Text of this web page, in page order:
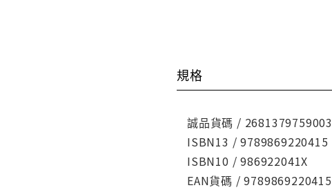
規格
誠品貨碼 / 2681379759003
ISBN13 / 9789869220415
ISBN10 / 986922041X
EAN貨碼 / 9789869220415